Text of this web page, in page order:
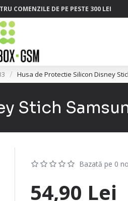
COMENZILE DE PE PESTE 300 LEI
Husa de Protectie Silicon Disney
Stich
Bazată pe 0
54,90 Lei